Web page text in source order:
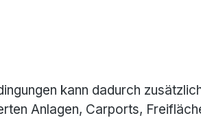
kann dadurch
Anlagen, Carports,